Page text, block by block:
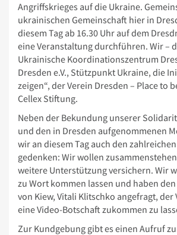
Angriffskrieges auf die Ukraine.
ukrainischen Gemeinschaft hier in
diesem Tag ab 16.30 Uhr auf dem
eine Veranstaltung durchführen. Wir –
Ukrainische Koordinationszentrum
Dresden e.V., Stützpunkt Ukraine, die
zeigen“, der Verein Dresden – Place to
Cellex Stiftung.
Neben der Bekundung unserer
und den in Dresden aufgenommenen
wir an diesem Tag auch den
gedenken: Wir wollen
weitere Unterstützung versichern. Wir
zu Wort kommen lassen und haben
von Kiew, Vitali Klitschko angefragt, der
eine Video-Botschaft zukommen zu
Zur Kundgebung gibt es einen Aufruf